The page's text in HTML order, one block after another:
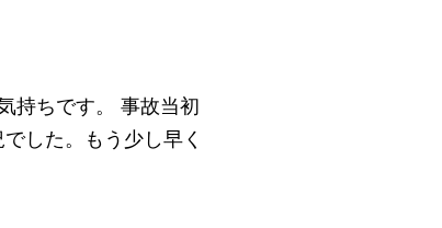
持ちです。 事故当初
した。もう少し早く